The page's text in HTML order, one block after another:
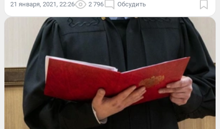
21 января, 2021, 22:26 2 796 Обсудить